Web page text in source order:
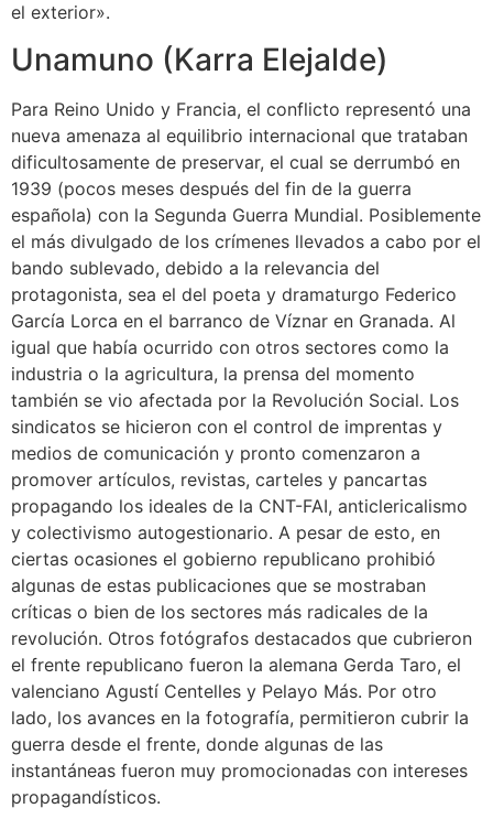
el exterior».​
Unamuno (Karra Elejalde)
Para Reino Unido y Francia, el conflicto representó una
nueva amenaza al equilibrio internacional que trataban
dificultosamente de preservar, el cual se derrumbó en
1939 (pocos meses después del fin de la guerra
española) con la Segunda Guerra Mundial. Posiblemente
el más divulgado de los crímenes llevados a cabo por el
bando sublevado, debido a la relevancia del
protagonista, sea el del poeta y dramaturgo Federico
García Lorca en el barranco de Víznar en Granada. Al
igual que había ocurrido con otros sectores como la
industria o la agricultura, la prensa del momento
también se vio afectada por la Revolución Social.​ Los
sindicatos se hicieron con el control de imprentas y
medios de comunicación y pronto comenzaron a
promover artículos, revistas, carteles y pancartas
propagando los ideales de la CNT-FAI, anticlericalismo
y colectivismo autogestionario.​​ A pesar de esto, en
ciertas ocasiones el gobierno republicano prohibió
algunas de estas publicaciones que se mostraban
críticas o bien de los sectores más radicales de la
revolución. Otros fotógrafos destacados que cubrieron
el frente republicano fueron la alemana Gerda Taro, el
valenciano Agustí Centelles y Pelayo Más. Por otro
lado, los avances en la fotografía, permitieron cubrir la
guerra desde el frente, donde algunas de las
instantáneas fueron muy promocionadas con intereses
propagandísticos.